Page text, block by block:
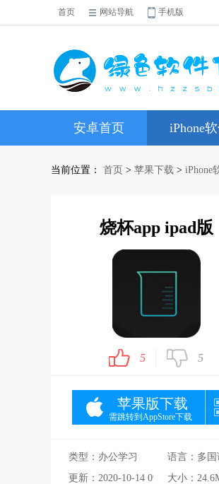
首页 网站导航 手机版
安卓首页 iPhone
当前位置： 首页 > 苹果下载 > iPhone
烧杯app ipad版
5 5
苹果版下载
需跳转到AppStore下载
类型：办公学习
语言：多国
更新：2020-10-14 09:04:55大小：